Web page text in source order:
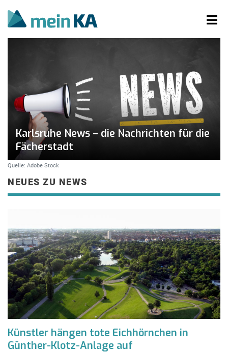
Karlsruhe News – die Nachrichten für die
Fächerstadt
Quelle: Adobe Stock
NEUES ZU NEWS
Künstler hängen tote Eichhörnchen in
Günther-Klotz-Anlage auf